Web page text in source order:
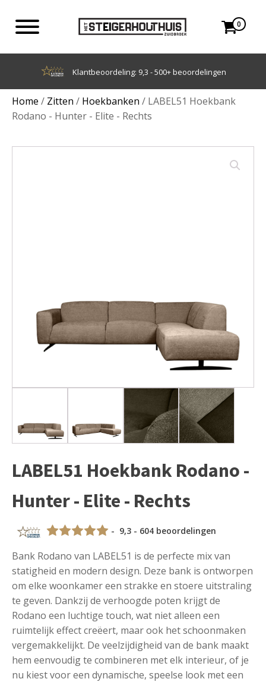
0
Klantbeoordeling: 9,3 - 500+ beoordelingen
Home / Zitten / Hoekbanken / LABEL51 Hoekbank
Rodano - Hunter - Elite - Rechts
LABEL51 Hoekbank Rodano -
Hunter - Elite - Rechts
- 9,3 - 604 beoordelingen
Bank Rodano van LABEL51 is de perfecte mix van
statigheid en modern design. Deze bank is ontworpen
om elke woonkamer een strakke en stoere uitstraling
te geven. Dankzij de verhoogde poten krijgt de
Rodano een luchtige touch, wat niet alleen een
ruimtelijk effect creëert, maar ook het schoonmaken
vergemakkelijkt. De veelzijdigheid van de bank maakt
hem eenvoudig te combineren met elk interieur, of je
nu kiest voor een dynamische, speelse look met een